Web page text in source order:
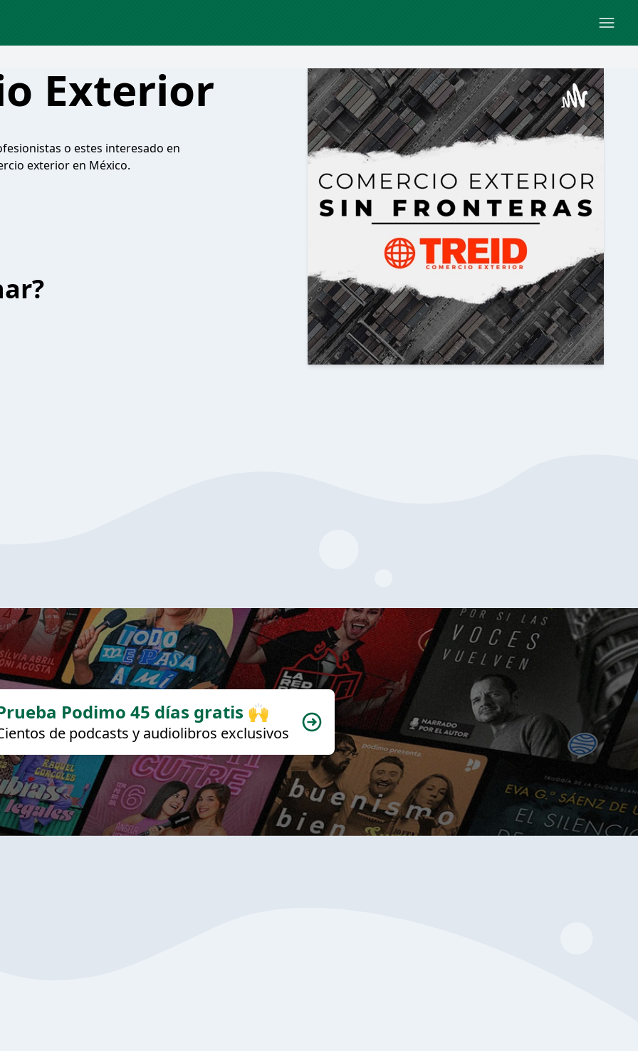
Exterior
o estes interesado en
exterior en México.
Podimo 45 días gratis 🙌
de podcasts y audiolibros exclusivos